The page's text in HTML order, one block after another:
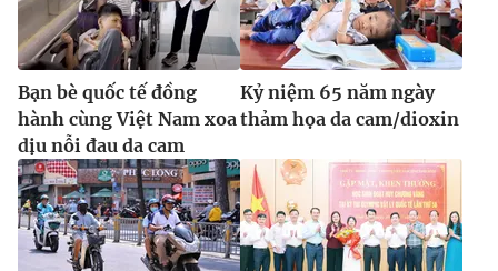
Bạn bè quốc tế đồng
hành cùng Việt Nam xoa
dịu nỗi đau da cam
Kỷ niệm 65 năm ngày
thảm họa da cam/dioxin